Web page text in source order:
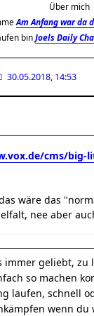
Über mich
Am Anfang war da
binJoels Daily
30.05.2018, 14:53
cms/big-
wäre das
nee aber
immer geliebt, zu
so machen
laufen, schnell
wenn du